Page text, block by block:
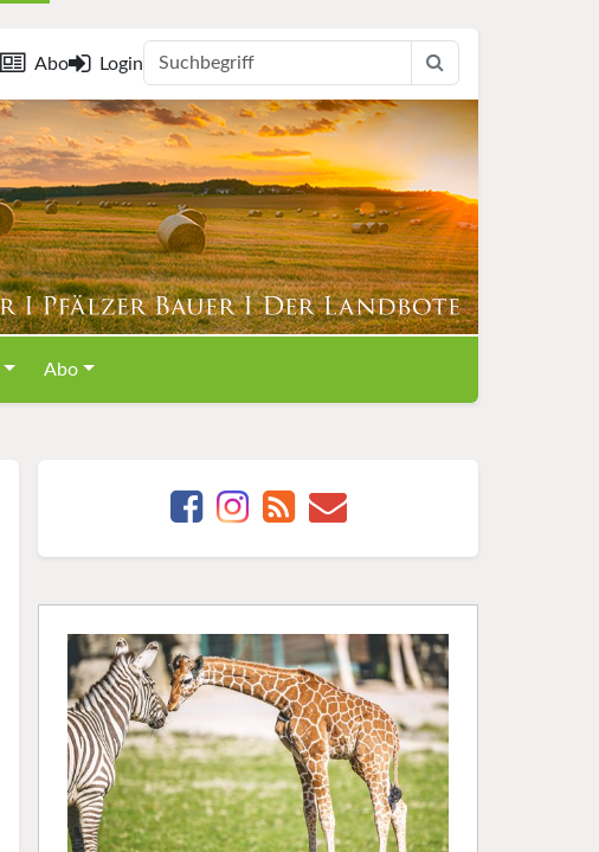
Abo Login
Abo